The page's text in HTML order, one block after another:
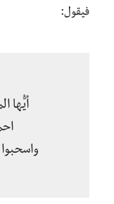
فيقول:
أيُّها